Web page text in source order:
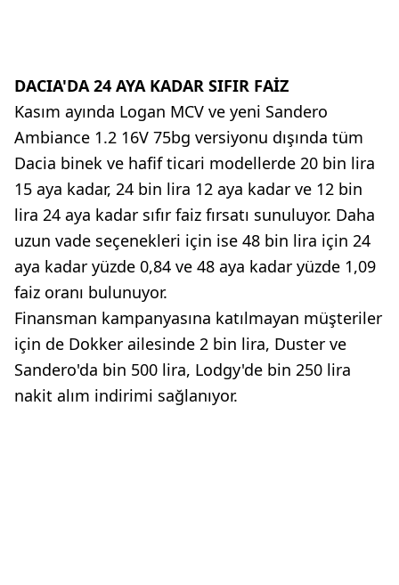
DACIA'DA 24 AYA KADAR SIFIR FAİZ
Kasım ayında Logan MCV ve yeni Sandero
Ambiance 1.2 16V 75bg versiyonu dışında tüm
Dacia binek ve hafif ticari modellerde 20 bin lira
15 aya kadar, 24 bin lira 12 aya kadar ve 12 bin
lira 24 aya kadar sıfır faiz fırsatı sunuluyor. Daha
uzun vade seçenekleri için ise 48 bin lira için 24
aya kadar yüzde 0,84 ve 48 aya kadar yüzde 1,09
faiz oranı bulunuyor.
Finansman kampanyasına katılmayan müşteriler
için de Dokker ailesinde 2 bin lira, Duster ve
Sandero'da bin 500 lira, Lodgy'de bin 250 lira
nakit alım indirimi sağlanıyor.